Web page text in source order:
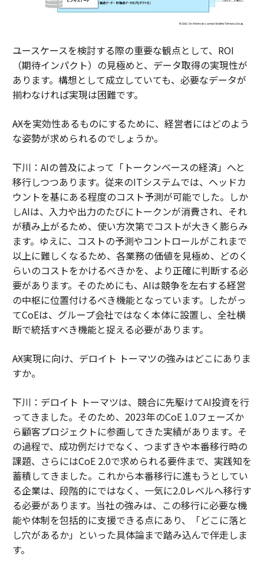
ユースケースを検討する際の重要な観点として、ROI
（期待インパクト）の見極めと、データ取得の実現性が
あります。構想として成立していても、必要なデータが
揃わなければ実現は困難です。
――AXを実効性あるものにするために、経営者にはどのよう
な姿勢が求められるのでしょうか。
下川：AIの普及によって「トークンベースの経済」へと
移行しつつあります。従来のITシステムでは、ヘッドカ
ウントを基にある程度のコスト予測が可能でした。しか
しAIは、入力や出力のたびにトークンが消費され、それ
が積み上がるため、使い方次第でコストが大きく膨らみ
ます。ゆえに、コストの予測やコントロールがこれまで
以上に難しくなるため、各業務の価値を見極め、どのく
らいのコストをかけるべきかを、より正確に判断する必
要があります。そのためにも、AIは競争を左右する経営
の中枢に位置付けるべき機能となっています。したがっ
てCoEは、グループ会社ではなく本体に設置し、全社横
断で統括すべき機能と捉える必要があります。
――AX実現に向け、デロイト トーマツの強みはどこにありま
すか。
下川：デロイト トーマツは、競合に先駆けてAI投資を行
ってきました。そのため、2023年のCoE 1.0フェーズか
ら顧客プロジェクトに参画してきた実績があります。そ
の過程で、成功例だけでなく、つまずきや本番移行時の
課題、さらにはCoE 2.0で求められる要件まで、実践知を
蓄積してきました。これから本番移行に進もうとしてい
る企業は、段階的にではなく、一気に2.0レベルへ移行す
る必要があります。当社の強みは、この移行に必要な機
能や体制を包括的に支援できる点にあり、「どこに落と
し穴があるか」といった具体論まで踏み込んで伴走しま
す。